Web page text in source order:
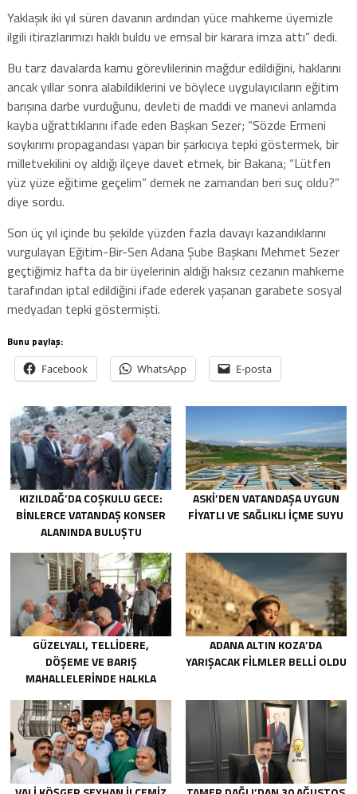
Yaklaşık iki yıl süren davanın ardından yüce mahkeme üyemizle
ilgili itirazlarımızı haklı buldu ve emsal bir karara imza attı” dedi.
Bu tarz davalarda kamu görevlilerinin mağdur edildiğini, haklarını
ancak yıllar sonra alabildiklerini ve böylece uygulayıcıların eğitim
barışına darbe vurduğunu, devleti de maddi ve manevi anlamda
kayba uğrattıklarını ifade eden Başkan Sezer; “Sözde Ermeni
soykırımı propagandası yapan bir şarkıcıya tepki göstermek, bir
milletvekilini oy aldığı ilçeye davet etmek, bir Bakana; “Lütfen
yüz yüze eğitime geçelim” demek ne zamandan beri suç oldu?”
diye sordu.
Son üç yıl içinde bu şekilde yüzden fazla davayı kazandıklarını
vurgulayan Eğitim-Bir-Sen Adana Şube Başkanı Mehmet Sezer
geçtiğimiz hafta da bir üyelerinin aldığı haksız cezanın mahkeme
tarafından iptal edildiğini ifade ederek yaşanan garabete sosyal
medyadan tepki göstermişti.
Bunu paylaş:
Facebook WhatsApp E-posta
KIZILDAĞ’DA COŞKULU GECE:
BINLERCE VATANDAŞ KONSER
ALANINDA BULUŞTU
ASKİ’DEN VATANDAŞA UYGUN
FIYATLI VE SAĞLIKLI IÇME SUYU
GÜZELYALI, TELLIDERE,
DÖŞEME VE BARIŞ
MAHALLELERINDE HALKLA
ADANA ALTIN KOZA’DA
YARIŞACAK FILMLER BELLI OLDU